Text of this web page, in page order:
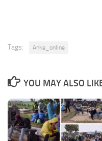
Tags: Anke_online
YOU MAY ALSO